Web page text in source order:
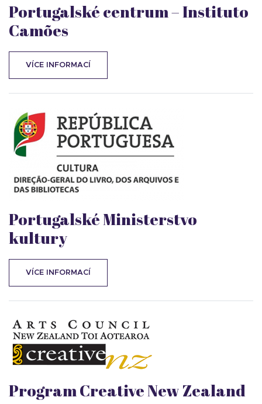
Portugalské centrum – Instituto
Camões
VÍCE INFORMACÍ
Portugalské Ministerstvo
kultury
VÍCE INFORMACÍ
Program Creative New Zealand